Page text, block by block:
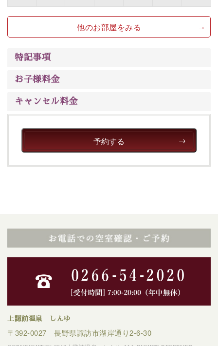
豊富な知識を持ったドライバー兼ガイドが諏訪大社をご
事前ご予約制ですので、ご利用ご希望の方
は【3日前まで】にお電話ください。
※交通規制などにより運行できない日がございます
※年末年始及び御柱祭前後は運行しておりません
上諏訪温泉“しんゆ”なら諏訪大社など歴史ある諏訪の街
清らかな源泉、自然の恵みあるお食事、諏訪湖に包まれ
るお部屋、 大人のたしなみを感じていただける、美しく
癒される宿で贅沢に幸せのときを安心してお過ごしくだ
さい。
他のお部屋をみる
特記事項
お子様料金
キャンセル料金
予約する
上諏訪温泉 しんゆ
〒392-0027 長野県諏訪市湖岸通り2-6-30